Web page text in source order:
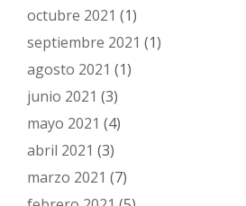
octubre 2021 (1)
septiembre 2021 (1)
agosto 2021 (1)
junio 2021 (3)
mayo 2021 (4)
abril 2021 (3)
marzo 2021 (7)